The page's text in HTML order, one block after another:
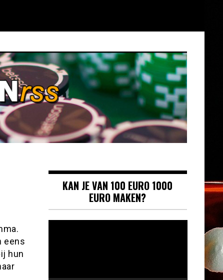
eens
hun
KAN JE VAN 100 EURO 1000
EURO MAKEN?